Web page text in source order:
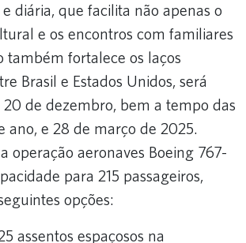
diária, que facilita não apenas o
e os encontros com familiares
também fortalece os laços
Brasil e Estados Unidos, será
de dezembro, bem a tempo das
ano, e 28 de março de 2025.
operação aeronaves Boeing 767-
para 215 passageiros,
opções:
assentos espaçosos na